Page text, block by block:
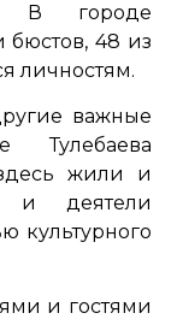
В городе
бюстов, 48 из
личностям.
важные
Тулебаева
жили и
и деятели
культурного
и гостями